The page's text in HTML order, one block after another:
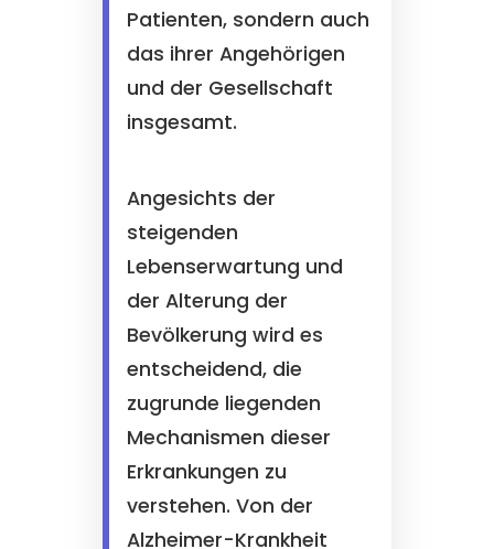
Patienten, sondern auch
das ihrer Angehörigen
und der Gesellschaft
insgesamt.
Angesichts der
steigenden
Lebenserwartung und
der Alterung der
Bevölkerung wird es
entscheidend, die
zugrunde liegenden
Mechanismen dieser
Erkrankungen zu
verstehen. Von der
Alzheimer-Krankheit